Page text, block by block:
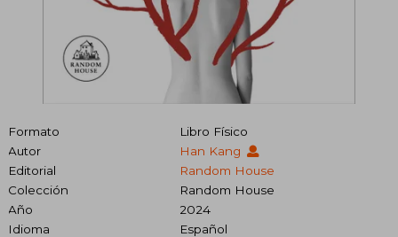
Formato
Libro Físico
Autor
Han Kang
Editorial
Random House
Colección
Random House
Año
2024
Idioma
Español